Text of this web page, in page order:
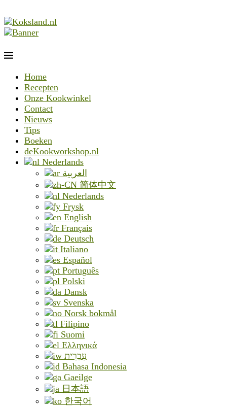
Home
Recepten
Onze Kookwinkel
Contact
Nieuws
Tips
Boeken
deKookworkshop.nl
Nederlands
العربية
简体中文
Nederlands
Frysk
English
Français
Deutsch
Italiano
Español
Português
Polski
Dansk
Svenska
Norsk bokmål
Filipino
Suomi
Ελληνικά
עִבְרִית
Bahasa Indonesia
Gaeilge
日本語
한국어